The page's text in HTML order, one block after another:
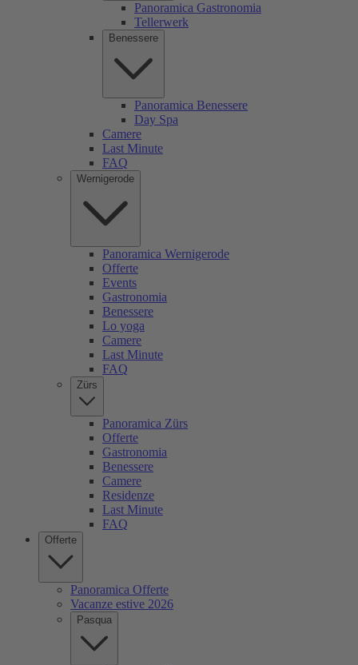
Panoramica Gastronomia
Tellerwerk
Benessere
Panoramica Benessere
Day Spa
Camere
Last Minute
FAQ
Wernigerode
Panoramica Wernigerode
Offerte
Events
Gastronomia
Benessere
Lo yoga
Camere
Last Minute
FAQ
Zürs
Panoramica Zürs
Offerte
Gastronomia
Benessere
Camere
Residenze
Last Minute
FAQ
Offerte
Panoramica Offerte
Vacanze estive 2026
Pasqua